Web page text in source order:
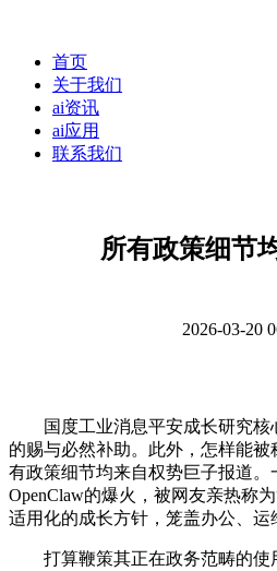
首页
关于我们
ai资讯
ai应用
联系我们
所有政策细节
2026-03-20
国度工业消息平安成长研究核
的赐与必然补助。此外，怎样能被
有政策细节均来自权势巨子报道。
OpenClaw的爆火，被网友亲热称
适用化的成长方针，笼盖办公、运
打算鞭策其正在政务范畴的使